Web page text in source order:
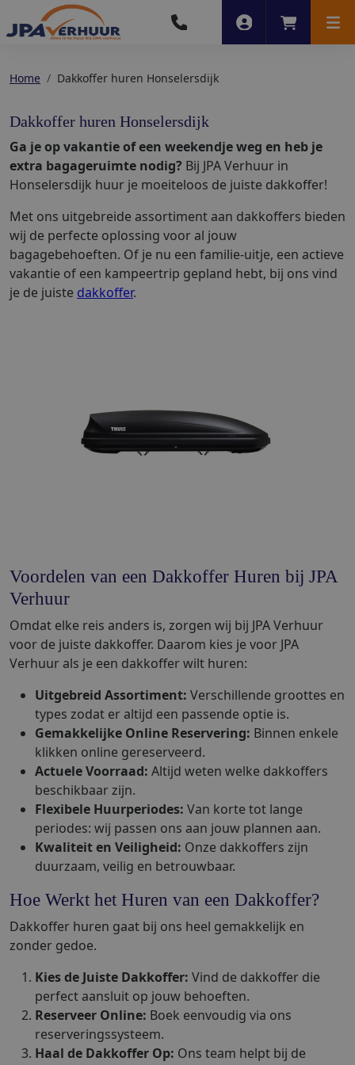
Account
Home Dakkoffer huren Honselersdijk
Dakkoffer huren Honselersdijk
Ga je op vakantie of een weekendje weg en heb je
extra bagageruimte nodig? Bij JPA Verhuur in
Honselersdijk huur je moeiteloos de juiste dakkoffer!
Met ons uitgebreide assortiment aan dakkoffers bieden
wij de perfecte oplossing voor al jouw
bagagebehoeften. Of je nu een familie-uitje, een actieve
vakantie of een kampeertrip gepland hebt, bij ons vind
je de juiste dakkoffer.
Voordelen van een Dakkoffer Huren bij JPA
Verhuur
Omdat elke reis anders is, zorgen wij bij JPA Verhuur
voor de juiste dakkoffer. Daarom kies je voor JPA
Verhuur als je een dakkoffer wilt huren:
Uitgebreid Assortiment: Verschillende groottes en
types zodat er altijd een passende optie is.
Gemakkelijke Online Reservering: Binnen enkele
klikken online gereserveerd.
Actuele Voorraad: Altijd weten welke dakkoffers
beschikbaar zijn.
Flexibele Huurperiodes: Van korte tot lange
periodes: wij passen ons aan jouw plannen aan.
Kwaliteit en Veiligheid: Onze dakkoffers zijn
duurzaam, veilig en betrouwbaar.
Hoe Werkt het Huren van een Dakkoffer?
Dakkoffer huren gaat bij ons heel gemakkelijk en
zonder gedoe.
Kies de Juiste Dakkoffer: Vind de dakkoffer die
perfect aansluit op jouw behoeften.
Reserveer Online: Boek eenvoudig via ons
reserveringssysteem.
Haal de Dakkoffer Op: Ons team helpt bij de